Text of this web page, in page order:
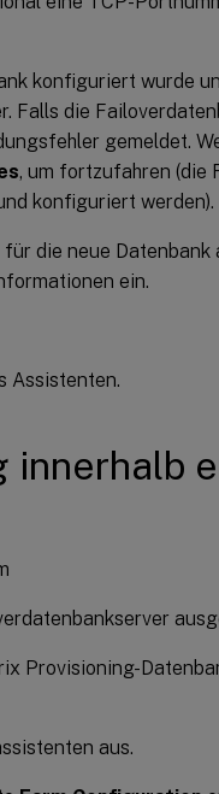
konfiguriert wurde
Falls die
gemeldet.
, um fortzufahren (die
konfiguriert werden).
die neue Datenbank
ein.
Assistenten.
innerhalb
Provisioning-
aus.